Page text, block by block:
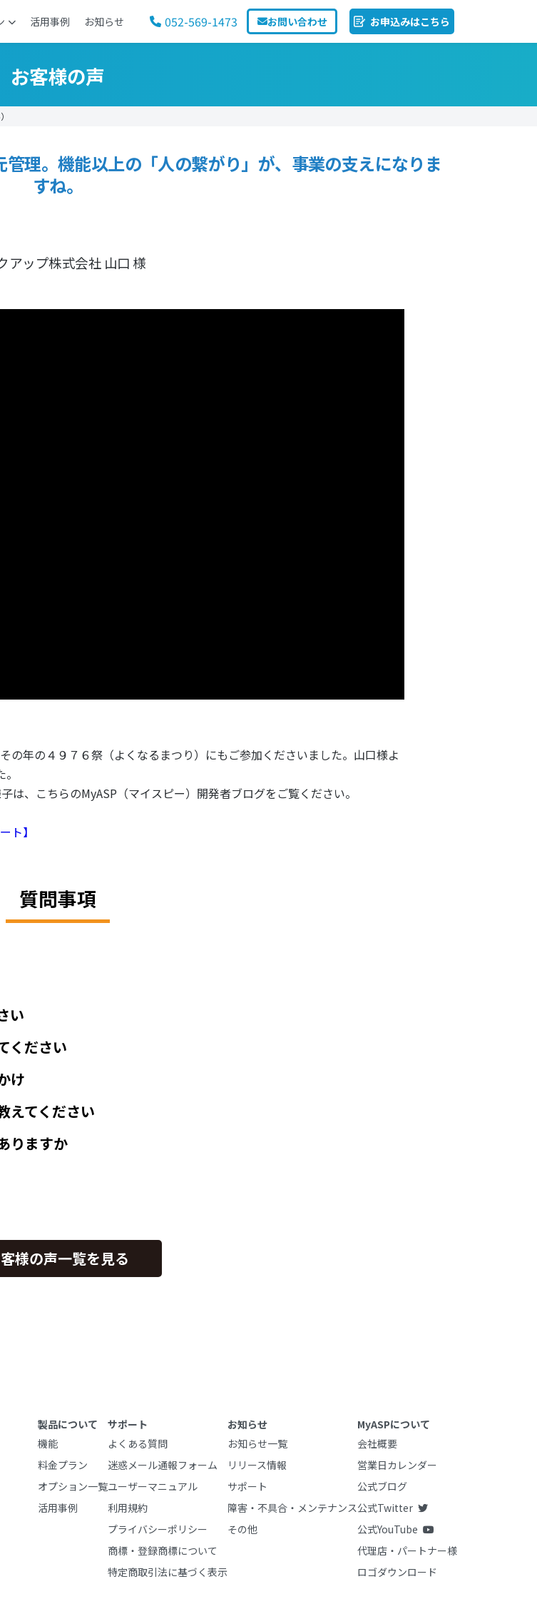
活用事例 お知らせ 052-569-1473 お問い合わせ お申込みはこちら
お客様の声
管理。機能以上の「人の繋がり」が、事業の支えになりま
すね。
アップ株式会社 山口 様
の年の４９７６祭（よくなるまつり）にもご参加くださいました。山口様よ
は、こちらのMyASP（マイスピー）開発者ブログをご覧ください。
ト】
質問事項
い
ください
け
えてください
りますか
様の声一覧を見る
製品について
機能
料金プラン
オプション一覧
活用事例
サポート
よくある質問
迷惑メール通報フォーム
ユーザーマニュアル
利用規約
プライバシーポリシー
商標・登録商標について
特定商取引法に基づく表示
お知らせ
お知らせ一覧
リリース情報
サポート
障害・不具合・メンテナンス
その他
MyASPについて
会社概要
営業日カレンダー
公式ブログ
公式Twitter
公式YouTube
代理店・パートナー様
ロゴダウンロード